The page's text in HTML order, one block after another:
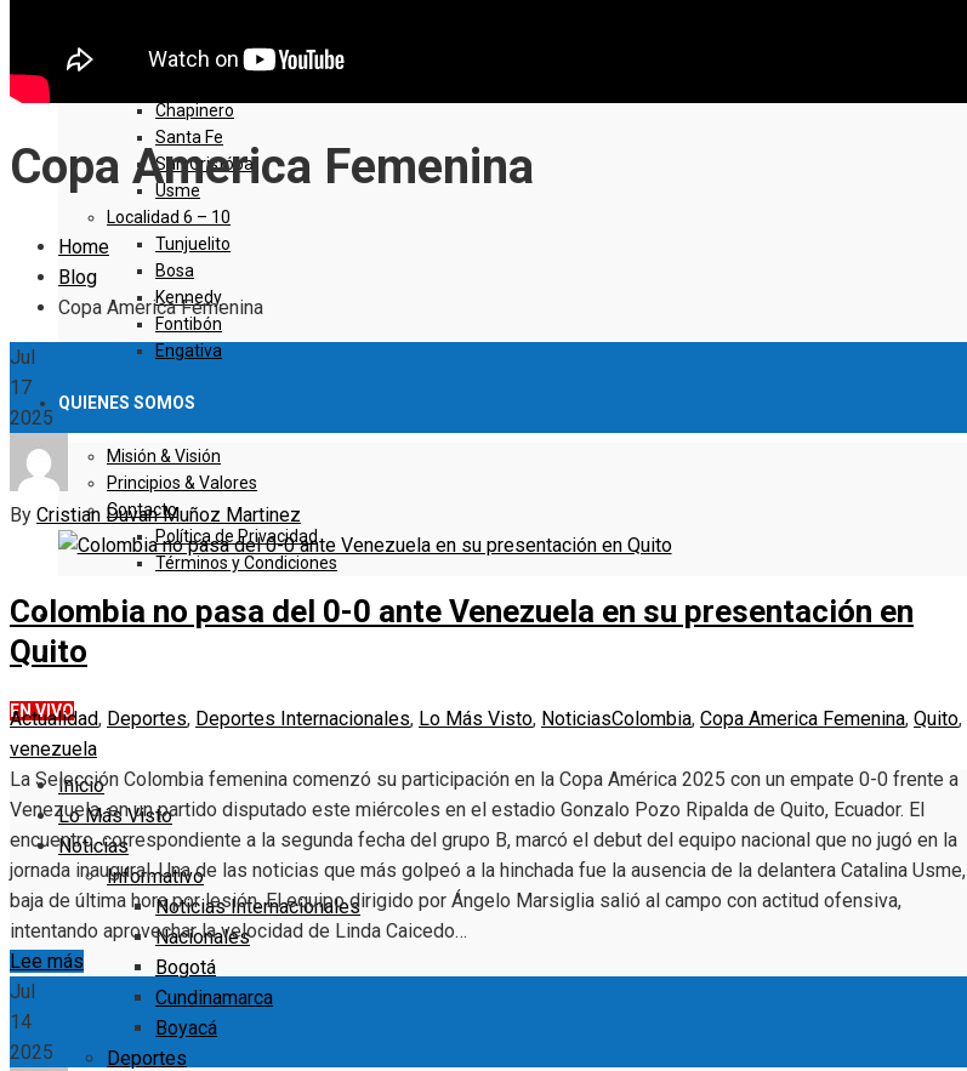
Localidad 1 – 5
Chapinero
Santa Fe
San Cristóbal
Usme
Localidad 6 – 10
Tunjuelito
Bosa
Kennedy
Fontibón
Engativa
QUIENES SOMOS
Misión & Visión
Principios & Valores
Contacto
Política de Privacidad
Términos y Condiciones
DENUNCIE
EN VIVO
Inicio
Lo Más Visto
Noticias
Informativo
Noticias Internacionales
Nacionales
Bogotá
Cundinamarca
Boyacá
Deportes
Copa America Femenina
Home
Blog
Copa America Femenina
Jul
17
2025
By Cristian Duvan Muñoz Martinez
Colombia no pasa del 0-0 ante Venezuela en su presentación en
Quito
Actualidad, Deportes, Deportes Internacionales, Lo Más Visto, NoticiasColombia, Copa America Femenina, Quito,
venezuela
La Selección Colombia femenina comenzó su participación en la Copa América 2025 con un empate 0-0 frente a
Venezuela, en un partido disputado este miércoles en el estadio Gonzalo Pozo Ripalda de Quito, Ecuador. El
encuentro, correspondiente a la segunda fecha del grupo B, marcó el debut del equipo nacional que no jugó en la
jornada inaugural. Una de las noticias que más golpeó a la hinchada fue la ausencia de la delantera Catalina Usme,
baja de última hora por lesión. El equipo dirigido por Ángelo Marsiglia salió al campo con actitud ofensiva,
intentando aprovechar la velocidad de Linda Caicedo…
Lee más
Jul
14
2025